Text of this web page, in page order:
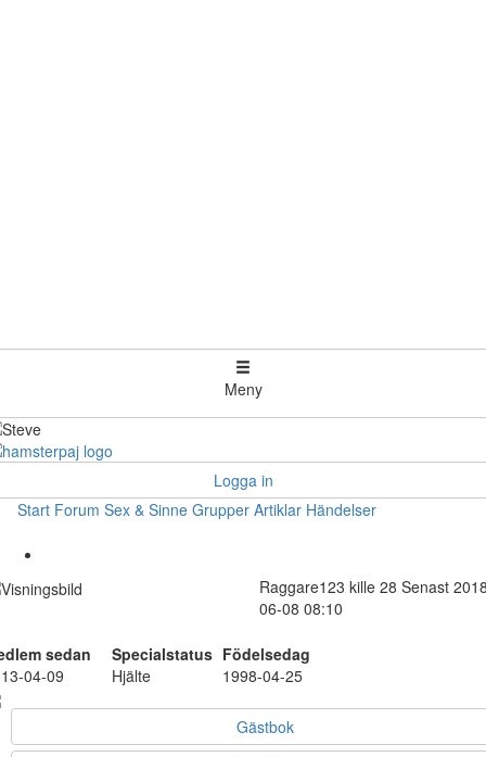
Meny
Logga in
Start Forum Sex & Sinne Grupper Artiklar Händelser
Raggare123 kille 28 Senast
06-08 08:10
sedan Specialstatus Födelsedag
04-09
Hjälte 1998-04-25
Gästbok